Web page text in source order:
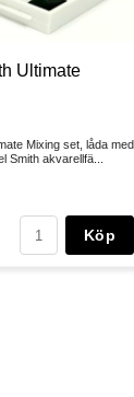
Ultimate
Mixing set, låda med
Smith akvarellfä...
Köp